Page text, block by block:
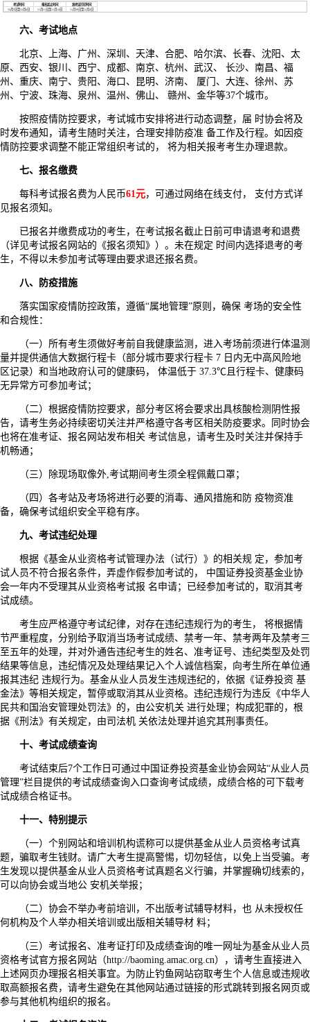
考试时间 报名起止时间
准考证打印时间
12月3日至12月4日
11月11日至11月14日 11月30日至12月4日
六、考试地点
北京、上海、广州、深圳、天津、合肥、哈尔滨、长春、沈阳、太
原、西安、银川、西宁、成都、南京、杭州、武汉、 长沙、南昌、福
州、重庆、南宁、贵阳、海口、昆明、济南、 厦门、大连、徐州、苏
州、宁波、珠海、泉州、温州、佛山、 赣州、金华等37个城市。
按照疫情防控要求，考试城市安排将进行动态调整，届 时协会将及
时发布通知，请考生随时关注，合理安排防疫准 备工作及行程。如因疫
情防控要求调整不能正常组织考试的， 将为相关报考考生办理退款。
七、报名缴费
每科考试报名费为人民币61元，可通过网络在线支付， 支付方式详
见报名须知。
已报名并缴费成功的考生，在考试报名截止日前可申请退考和退费
（详见考试报名网站的《报名须知》）。未在规定 时间内选择退考的考
生，不得以未参加考试等理由要求退还报名费。
八、防疫措施
落实国家疫情防控政策，遵循“属地管理”原则，确保 考场的安全性
和合规性：
（一）所有考生须做好考前自我健康监测，进入考场前须进行体温测
量并提供通信大数据行程卡（部分城市要求行程卡 7 日内无中高风险地
区记录）和当地政府认可的健康码， 体温低于 37.3℃且行程卡、健康码
无异常方可参加考试；
（二）根据疫情防控要求，部分考区将会要求出具核酸检测阴性报
告，请考生务必持续密切关注并严格遵守各考区相关防疫要求。同时协会
也将在准考证、报名网站发布相关 考试信息，请考生及时关注并保持手
机畅通；
（三）除现场取像外,考试期间考生须全程佩戴口罩；
（四）各考站及考场将进行必要的消毒、通风措施和防 疫物资准
备，确保考试组织安全平稳有序。
九、考试违纪处理
根据《基金从业资格考试管理办法（试行）》的相关规 定，参加考
试人员不符合报名条件，弄虚作假参加考试的， 中国证券投资基金业协
会一年内不受理其从业资格考试报 名申请；已经参加考试的，取消其考
试成绩。
考生应严格遵守考试纪律，对存在违纪违规行为的考生， 将根据情
节严重程度，分别给予取消当场考试成绩、禁考一年、禁考两年及禁考三
至五年的处理，并对外通告违纪考生的姓名、准考证号、违纪类型及处罚
结果等信息，违纪情况及处理结果记入个人诚信档案，向考生所在单位通
报其违纪 违规行为。基金从业人员发生违规违纪的，依据《证券投资 基
金法》等相关规定，暂停或取消其从业资格。违纪违规行为违反《中华人
民共和国治安管理处罚法》的，由公安机关 进行处理；构成犯罪的，根
据《刑法》有关规定，由司法机 关依法处理并追究其刑事责任。
十、考试成绩查询
考试结束后7个工作日可通过中国证券投资基金业协会网站“从业人员
管理”栏目提供的考试成绩查询入口查询考试成绩，成绩合格的可下载考
试成绩合格证书。
十一、特别提示
（一）个别网站和培训机构谎称可以提供基金从业人员资格考试真
题，骗取考生钱财。请广大考生提高警惕，切勿轻信，以免上当受骗。考
生发现以提供基金从业人员资格考试真题名义行骗，并掌握确切线索的，
可以向协会或当地公 安机关举报；
（二）协会不举办考前培训，不出版考试辅导材料，也 从未授权任
何机构及个人举办相关培训或出版相关辅导材 料；
（三）考试报名、准考证打印及成绩查询的唯一网址为基金从业人员
资格考试官方报名网站（http://baoming.amac.org.cn），请考生直接进入
上述网页办理报名相关事宜。为防止钓鱼网站窃取考生个人信息或违规收
取高额报名费，请考生避免在其他网站通过链接的形式跳转到报名网页或
参与其他机构组织的报名。